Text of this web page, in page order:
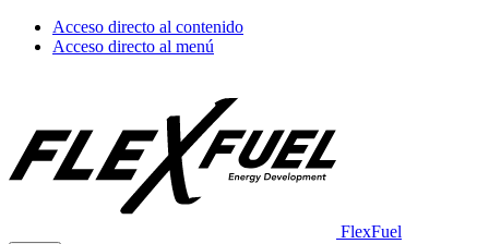
Acceso directo al contenido
Acceso directo al menú
FlexFuel